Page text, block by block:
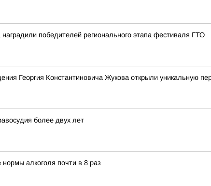
победителей регионального этапа фестиваля ГТО
Георгия Константиновича Жукова открыли уникальную
более двух лет
алкоголя почти в 8 раз